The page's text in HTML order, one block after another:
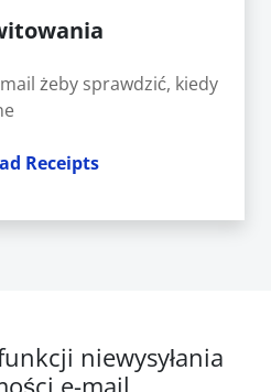
żeby sprawdzić, kiedy
Receipts
niewysyłania